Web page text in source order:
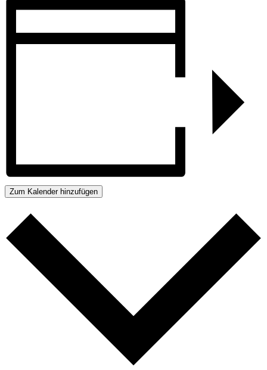
Zum Kalender hinzufügen